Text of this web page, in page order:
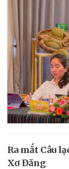
Ra mắt Câu
Xơ Đăng